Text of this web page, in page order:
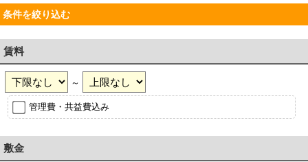
条件を絞り込む
賃料
～
管理費・共益費込み
敷金